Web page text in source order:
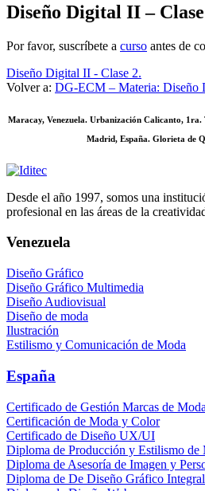
Diseño Digital II –
Por favor, suscríbete a curso antes de
Diseño Digital II - Clase 2.
Volver a: DG-ECM – Materia: Diseño
Maracay, Venezuela. Urbanización Calicanto, 1ra.
Madrid, España. Glorieta de
Desde el año 1997, somos una
profesional en las áreas de la
Venezuela
Diseño Gráfico
Diseño Gráfico Multimedia
Diseño Audiovisual
Diseño de moda
Ilustración
Estilismo y Comunicación de Moda
España
Certificado de Gestión Marcas de Moda
Certificación de Moda y Color
Certificado de Diseño UX/UI
Diploma de Producción y Estilismo de
Diploma de Asesoría de Imagen y
Diploma de De Diseño Gráfico Integral